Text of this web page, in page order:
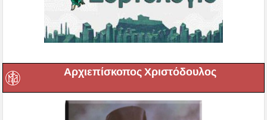
Αρχιεπίσκοπος Χριστόδουλος